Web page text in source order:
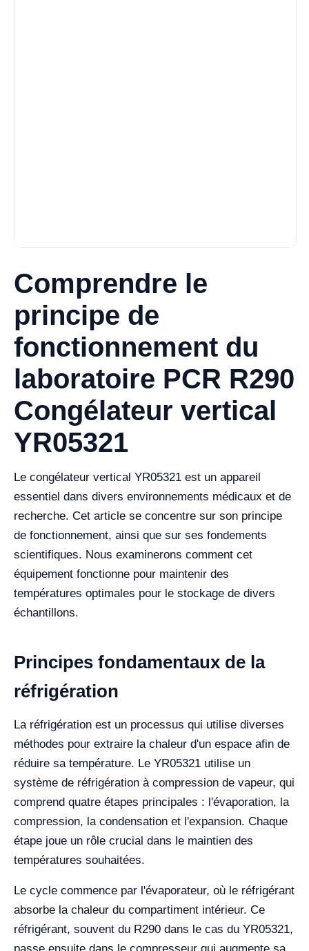
Comprendre le
principe de
fonctionnement du
laboratoire PCR R290
Congélateur vertical
YR05321
Le congélateur vertical YR05321 est un appareil
essentiel dans divers environnements médicaux et de
recherche. Cet article se concentre sur son principe
de fonctionnement, ainsi que sur ses fondements
scientifiques. Nous examinerons comment cet
équipement fonctionne pour maintenir des
températures optimales pour le stockage de divers
échantillons.
Principes fondamentaux de la
réfrigération
La réfrigération est un processus qui utilise diverses
méthodes pour extraire la chaleur d'un espace afin de
réduire sa température. Le YR05321 utilise un
système de réfrigération à compression de vapeur, qui
comprend quatre étapes principales : l'évaporation, la
compression, la condensation et l'expansion. Chaque
étape joue un rôle crucial dans le maintien des
températures souhaitées.
Le cycle commence par l'évaporateur, où le réfrigérant
absorbe la chaleur du compartiment intérieur. Ce
réfrigérant, souvent du R290 dans le cas du YR05321,